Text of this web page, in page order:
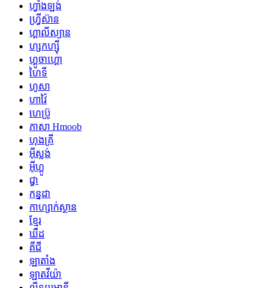
ហ្វាំងឡង់
ហ្វ្រីស៊ាន
ហ្គាលីស្យាន
ហ្សកហ្ស៊ី
ហ្គូចាហ្គោ
ហៃទី
ហូសា
ហាវ៉ៃ
ហេប្រ៊ូ
ភាសា Hmoob
ហុងគ្រី
អ៊ីស្លង់
អ៊ីហ្គូ
ជ្វា
កន្នដា
កាហ្សាក់ស្ថាន
ខ្មែរ
ឃឺដ
គីជី
ឡាតាំង
ឡាតវីយ៉ា